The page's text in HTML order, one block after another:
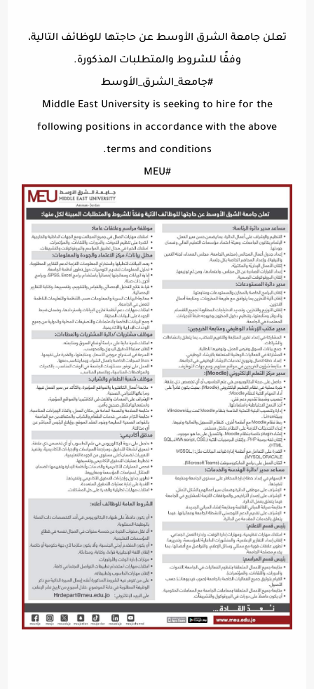
تعلن جامعة الشرق الأوسط عن حاجتها للوظائف التالية،
وفقًا للشروط والمتطلبات المذكورة.
#جامعة_الشرق_الأوسط
Middle East University is seeking to hire for the
following positions in accordance with the above
terms and conditions.
#MEU